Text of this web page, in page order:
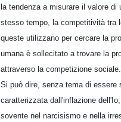
la tendenza a misurare il valore
stesso tempo, la competitività tra
queste utilizzano per cercare la
umana è sollecitato a trovare la
attraverso la competizione sociale.
Si può dire, senza tema di
caratterizzata dall'inflazione
sovente nel narcisismo e nella